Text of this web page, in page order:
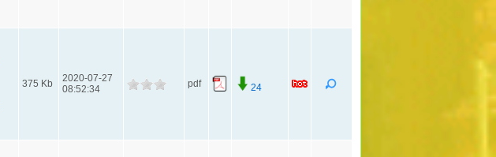
375 Kb
2020-07-27
08:52:34
pdf 24